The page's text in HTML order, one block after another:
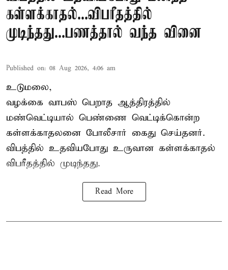
கள்ளக்காதல்...விபரீதத்தில்
முடிந்தது...பணத்தால் வந்த வினை
Published on: 08 Aug 2026, 4:06 am
உடுமலை,
வழக்கை வாபஸ் பெறாத ஆத்திரத்தில்
மண்வெட்டியால் பெண்ணை வெட்டிக்கொன்ற
கள்ளக்காதலனை போலீசார் கைது செய்தனர்.
விபத்தில் உதவியபோது உருவான கள்ளக்காதல்
விபரீதத்தில் முடிந்தது.
Read More